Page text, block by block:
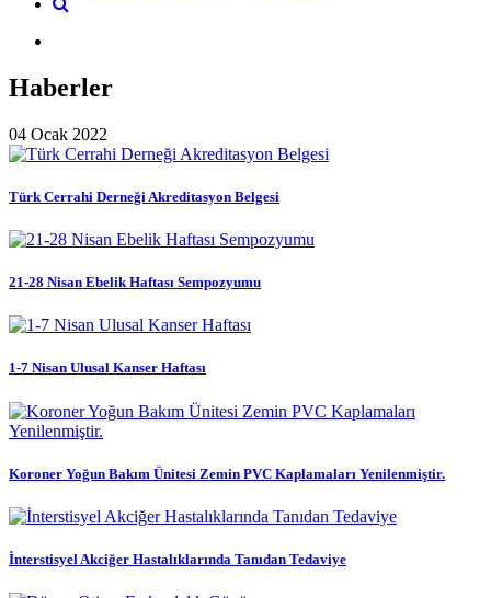
Haberler
04 Ocak 2022
Türk Cerrahi Derneği Akreditasyon Belgesi
21-28 Nisan Ebelik Haftası Sempozyumu
1-7 Nisan Ulusal Kanser Haftası
Koroner Yoğun Bakım Ünitesi Zemin PVC Kaplamaları Yenilenmiştir.
İnterstisyel Akciğer Hastalıklarında Tanıdan Tedaviye